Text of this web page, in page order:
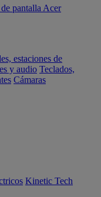
pantalla Acer
estaciones de
y audio Teclados,
Cámaras
Kinetic Tech